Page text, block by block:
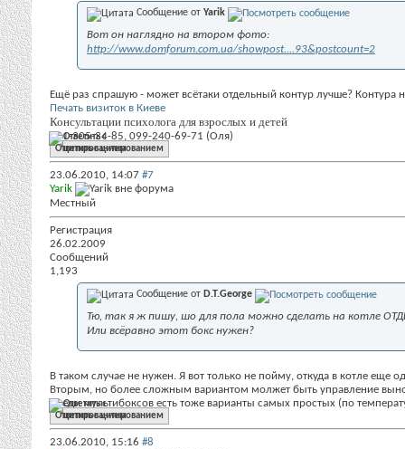
Сообщение от Yarik
Вот он наглядно на втором фото:
http://www.domforum.com.ua/showpost....93&postcount=2
Ещё раз спрашую - может всётаки отдельный контур лучше? Контура
Печать визиток в Киеве
Консультации психолога для взрослых и детей
091-305-34-85, 099-240-69-71 (Оля)
Ответить с цитированием
23.06.2010, 14:07 #7
Yarik
Местный
Регистрация
26.02.2009
Сообщений
1,193
Сообщение от D.T.George
Тю, так я ж пишу, шо для пола можно сделать на котле
Или всёравно этот бокс нужен?
В таком случае не нужен. Я вот только не пойму, откуда в котле еще
Вторым, но более сложным вариантом молжет быть управление
Среди мультибоксов есть тоже варианты самых простых (по
Ответить с цитированием
23.06.2010, 15:16 #8